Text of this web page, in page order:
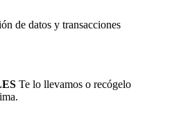
de datos y transacciones
Te lo llevamos o recógelo